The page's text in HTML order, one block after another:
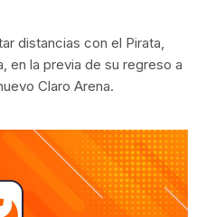
distancias con el Pirata,
en la previa de su regreso a
Claro Arena.